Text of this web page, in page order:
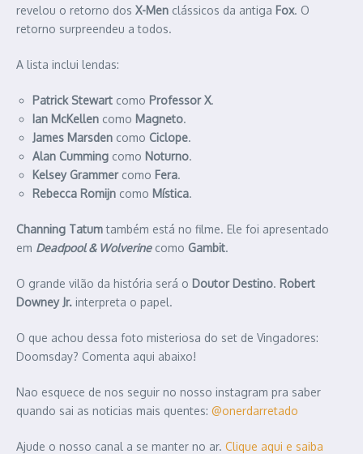
revelou o retorno dos X-Men clássicos da antiga Fox. O
retorno surpreendeu a todos.
A lista inclui lendas:
Patrick Stewart como Professor X.
Ian McKellen como Magneto.
James Marsden como Ciclope.
Alan Cumming como Noturno.
Kelsey Grammercomo Fera.
Rebecca Romijn como Mística.
Channing Tatumtambém está no filme. Ele foi apresentado
em Deadpool & Wolverinecomo Gambit.
O grande vilão da história será o Doutor Destino. Robert
Downey Jr. interpreta o papel.
O que achou dessa foto misteriosa do set de Vingadores:
Doomsday? Comenta aqui abaixo!
Nao esquece de nos seguir no nosso instagram pra saber
quando sai as noticias mais quentes: @onerdarretado
Ajude o nosso canal a se manter no ar. Clique aqui e saiba